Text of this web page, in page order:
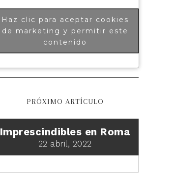
Haz clic para aceptar cookies
de marketing y permitir este
contenido
PRÓXIMO ARTÍCULO
Imprescindibles en Roma
22 abril, 2022